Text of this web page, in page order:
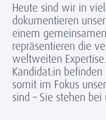
Heute sind wir in
dokumentieren
einem
repräsentieren die
weltweiten
Kandidat:in
somit im Fokus
sind – Sie stehen